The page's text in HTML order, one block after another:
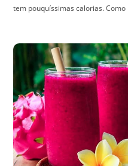
tem pouquíssimas calorias.